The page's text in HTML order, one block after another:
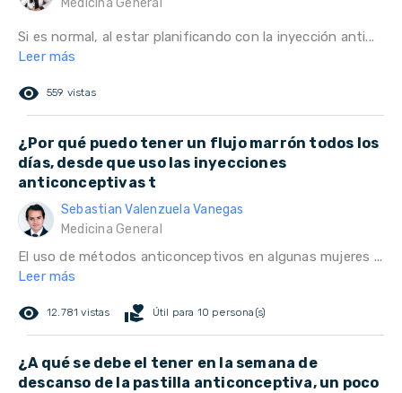
Medicina General
Si es normal, al estar planificando con la inyección anti...
Leer más
remove_red_eye 559 vistas
¿Por qué puedo tener un flujo marrón todos los
días, desde que uso las inyecciones
anticonceptivas t
Sebastian Valenzuela Vanegas
Medicina General
El uso de métodos anticonceptivos en algunas mujeres ...
Leer más
remove_red_eye 12.781 vistas volunteer_activism Útil para 10 persona(s)
¿A qué se debe el tener en la semana de
descanso de la pastilla anticonceptiva, un poco